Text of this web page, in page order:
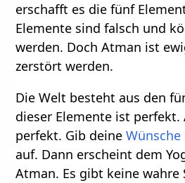
erschafft es die fünf
Elemente sind falsch und
werden. Doch Atman ist
zerstört werden.
Die Welt besteht aus den
dieser Elemente ist
perfekt. Gib deineWünsche
auf. Dann erscheint dem
Atman. Es gibt keine wahre